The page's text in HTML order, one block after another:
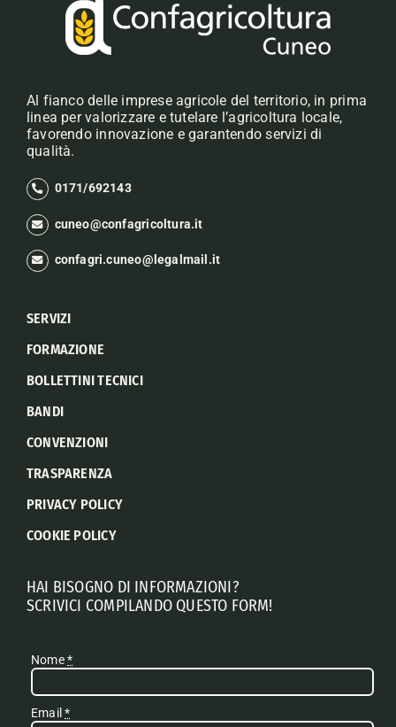
Al fianco delle imprese agricole del territorio, in prima
linea per valorizzare e tutelare l’agricoltura locale,
favorendo innovazione e garantendo servizi di
qualità.
0171/692143
cuneo@confagricoltura.it
confagri.cuneo@legalmail.it
SERVIZI
FORMAZIONE
BOLLETTINI TECNICI
BANDI
CONVENZIONI
TRASPARENZA
PRIVACY POLICY
COOKIE POLICY
HAI BISOGNO DI INFORMAZIONI?
SCRIVICI COMPILANDO QUESTO FORM!
Nome*
Email*